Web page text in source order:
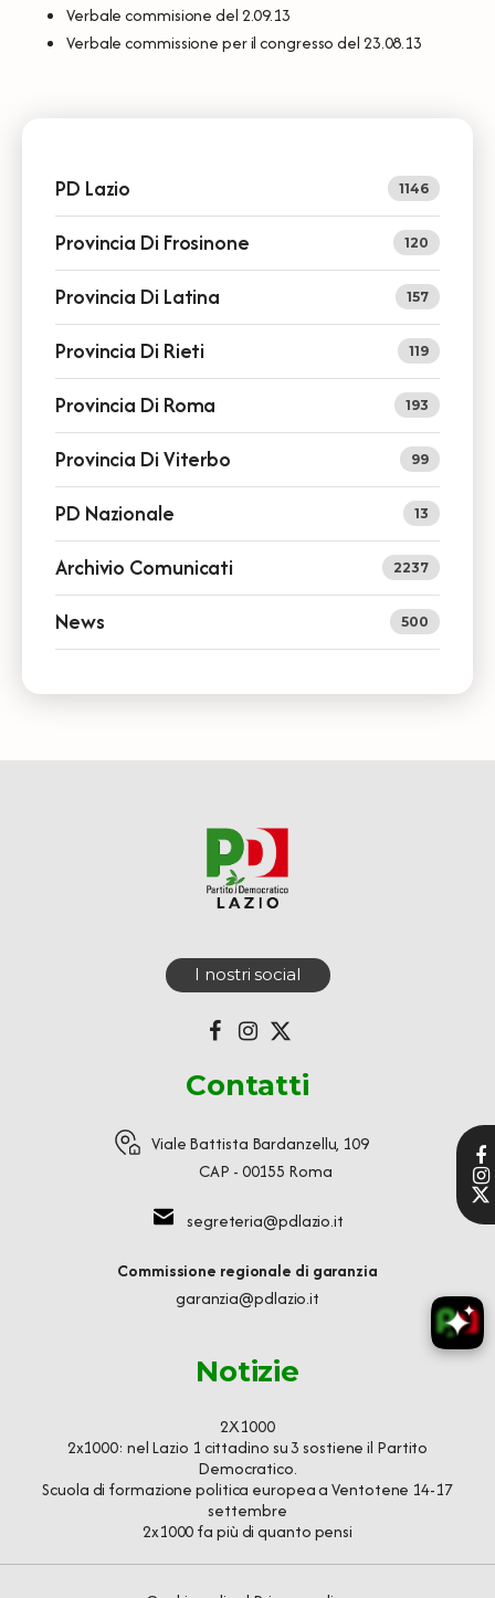
Verbale commisione del 2.09.13
Verbale commissione per il congresso del 23.08.13
PD Lazio 1146
Provincia Di Frosinone 120
Provincia Di Latina 157
Provincia Di Rieti 119
Provincia Di Roma 193
Provincia Di Viterbo 99
PD Nazionale 13
Archivio Comunicati 2237
News 500
I nostri social
Contatti
Viale Battista Bardanzellu, 109
CAP - 00155 Roma
segreteria@pdlazio.it
Commissione regionale di garanzia
garanzia@pdlazio.it
Notizie
2X1000
2x1000: nel Lazio 1 cittadino su 3 sostiene il Partito
Democratico.
Scuola di formazione politica europea a Ventotene 14-17
settembre
2x1000 fa più di quanto pensi